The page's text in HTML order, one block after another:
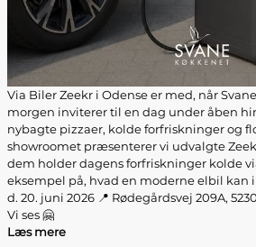
Via Biler Zeekr i Odense er med, når
morgen inviterer til en dag under åben
nybagte pizzaer, kolde forfriskninger og
showroomet præsenterer vi udvalgte
dem holder dagens forfriskninger kolde
eksempel på, hvad en moderne elbil kan i
d. 20. juni 2026 📍 Rødegårdsvej 209A,
Vi ses 🤗
Læs mere